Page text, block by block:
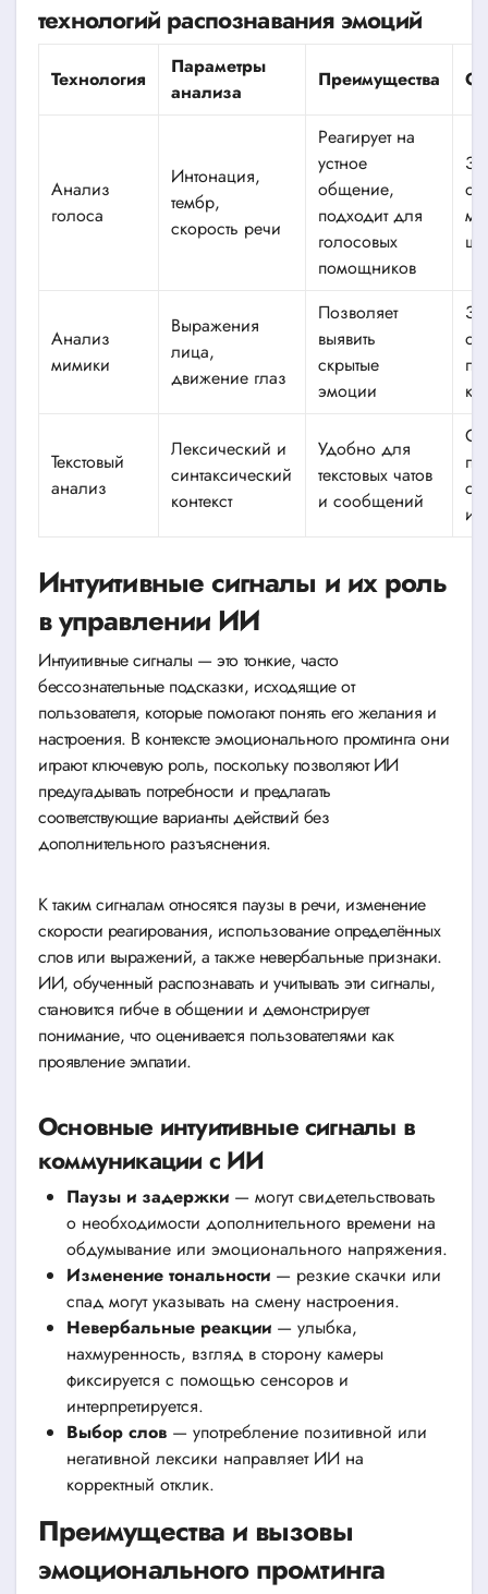
технологий распознавания эмоций
Технология
Параметры
анализа
Преимущества
Анализ
голоса
Интонация,
тембр,
скорость речи
Реагирует на
устное
общение,
подходит для
голосовых
помощников
от
Анализ
мимики
Выражения
лица,
движение глаз
Позволяет
выявить
скрытые
эмоции
Текстовый
анализ
Лексический и
синтаксический
контекст
Удобно для
текстовых чатов
и сообщений
Интуитивные сигналы и их роль
в управлении ИИ
Интуитивные сигналы — это тонкие, часто
бессознательные подсказки, исходящие от
пользователя, которые помогают понять его желания и
настроения. В контексте эмоционального промтинга они
играют ключевую роль, поскольку позволяют ИИ
предугадывать потребности и предлагать
соответствующие варианты действий без
дополнительного разъяснения.
К таким сигналам относятся паузы в речи, изменение
скорости реагирования, использование определённых
слов или выражений, а также невербальные признаки.
ИИ, обученный распознавать и учитывать эти сигналы,
становится гибче в общении и демонстрирует
понимание, что оценивается пользователями как
проявление эмпатии.
Основные интуитивные сигналы в
коммуникации с ИИ
Паузы и задержки— могут свидетельствовать
о необходимости дополнительного времени на
обдумывание или эмоционального напряжения.
Изменение тональности— резкие скачки или
спад могут указывать на смену настроения.
Невербальные реакции— улыбка,
нахмуренность, взгляд в сторону камеры
фиксируется с помощью сенсоров и
интерпретируется.
Выбор слов— употребление позитивной или
негативной лексики направляет ИИ на
корректный отклик.
Преимущества и вызовы
эмоционального промтинга